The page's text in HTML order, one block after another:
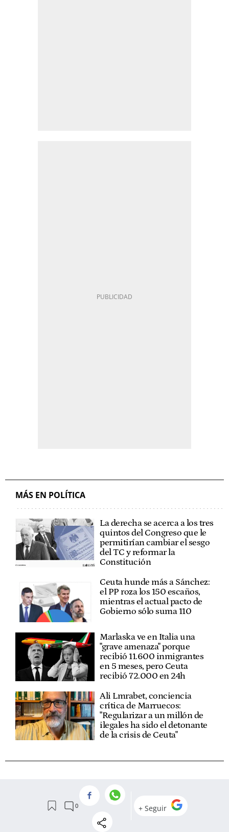
MÁS EN POLÍTICA
La derecha se acerca a los tres
quintos del Congreso que le
permitirían cambiar el sesgo
del TC y reformar la
Constitución
Ceuta hunde más a Sánchez:
el PP roza los 150 escaños,
mientras el actual pacto de
Gobierno sólo suma 110
Marlaska ve en Italia una
"grave amenaza" porque
recibió 11.600 inmigrantes
en 5 meses, pero Ceuta
recibió 72.000 en 24h
Ali Lmrabet, conciencia
crítica de Marruecos:
"Regularizar a un millón de
ilegales ha sido el detonante
de la crisis de Ceuta"
VER COMENTARIOS